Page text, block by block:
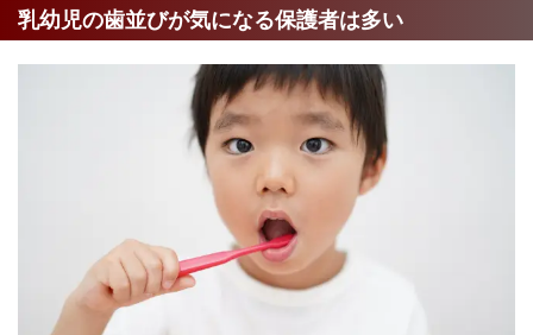
乳幼児の歯並びが気になる保護者は多い